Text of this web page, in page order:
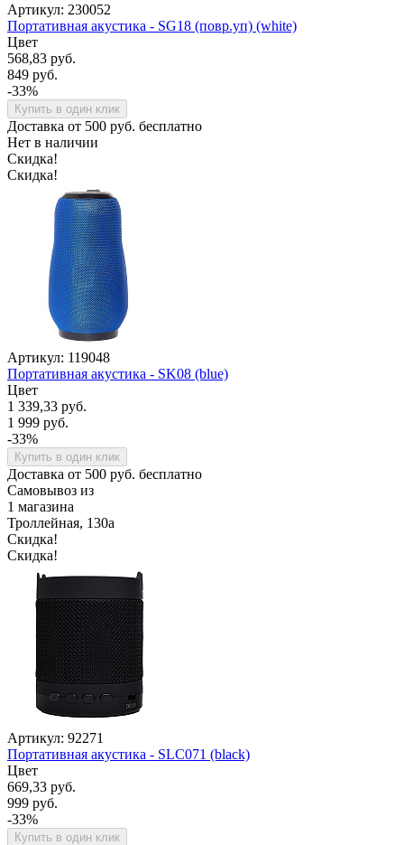
Артикул: 230052
Портативная акустика - SG18 (повр.уп) (white)
Цвет
568,83 руб.
849 руб.
-33%
Купить в один клик
Доставка от 500 руб. бесплатно
Нет в наличии
Скидка!
Скидка!
Артикул: 119048
Портативная акустика - SK08 (blue)
Цвет
1 339,33 руб.
1 999 руб.
-33%
Купить в один клик
Доставка от 500 руб. бесплатно
Самовывоз из
1 магазина
Троллейная, 130а
Скидка!
Скидка!
Артикул: 92271
Портативная акустика - SLC071 (black)
Цвет
669,33 руб.
999 руб.
-33%
Купить в один клик